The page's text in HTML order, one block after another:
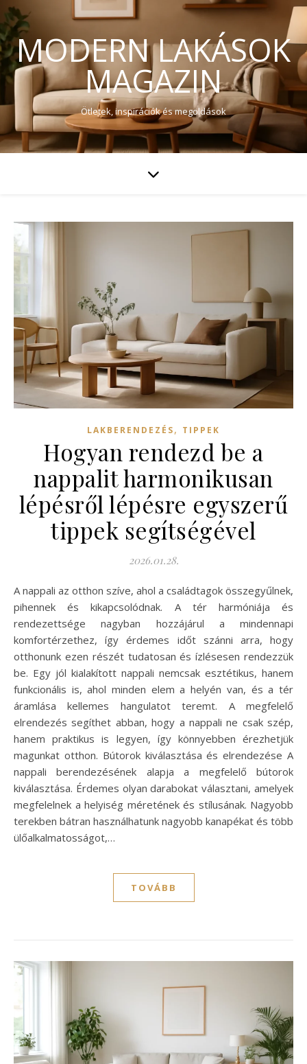
MODERN LAKÁSOK
MAGAZIN
Ötletek, inspirációk és megoldások
LAKBERENDEZÉS, TIPPEK
Hogyan rendezd be a
nappalit harmonikusan
lépésről lépésre egyszerű
tippek segítségével
2026.01.28.
A nappali az otthon szíve, ahol a családtagok összegyűlnek,
pihennek és kikapcsolódnak. A tér harmóniája és
rendezettsége nagyban hozzájárul a mindennapi
komfortérzethez, így érdemes időt szánni arra, hogy
otthonunk ezen részét tudatosan és ízlésesen rendezzük
be. Egy jól kialakított nappali nemcsak esztétikus, hanem
funkcionális is, ahol minden elem a helyén van, és a tér
áramlása kellemes hangulatot teremt. A megfelelő
elrendezés segíthet abban, hogy a nappali ne csak szép,
hanem praktikus is legyen, így könnyebben érezhetjük
magunkat otthon. Bútorok kiválasztása és elrendezése A
nappali berendezésének alapja a megfelelő bútorok
kiválasztása. Érdemes olyan darabokat választani, amelyek
megfelelnek a helyiség méretének és stílusának. Nagyobb
terekben bátran használhatunk nagyobb kanapékat és több
ülőalkalmatosságot,…
TOVÁBB